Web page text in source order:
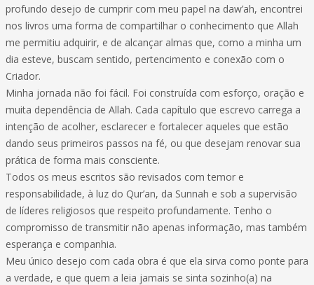
profundo desejo de cumprir com meu papel na daw’ah, encontrei
nos livros uma forma de compartilhar o conhecimento que Allah
me permitiu adquirir, e de alcançar almas que, como a minha um
dia esteve, buscam sentido, pertencimento e conexão com o
Criador.
Minha jornada não foi fácil. Foi construída com esforço, oração e
muita dependência de Allah. Cada capítulo que escrevo carrega a
intenção de acolher, esclarecer e fortalecer aqueles que estão
dando seus primeiros passos na fé, ou que desejam renovar sua
prática de forma mais consciente.
Todos os meus escritos são revisados com temor e
responsabilidade, à luz do Qur’an, da Sunnah e sob a supervisão
de líderes religiosos que respeito profundamente. Tenho o
compromisso de transmitir não apenas informação, mas também
esperança e companhia.
Meu único desejo com cada obra é que ela sirva como ponte para
a verdade, e que quem a leia jamais se sinta sozinho(a) na